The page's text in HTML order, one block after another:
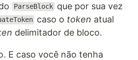
ParseBlock que por sua vez
caso o token atual
delimitador de bloco.
E caso você não tenha